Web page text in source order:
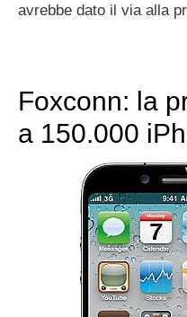
avrebbe dato il via alla
Foxconn: la
a 150.000